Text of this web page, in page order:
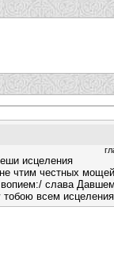
исцеления
чтим честных мощей
слава
всем